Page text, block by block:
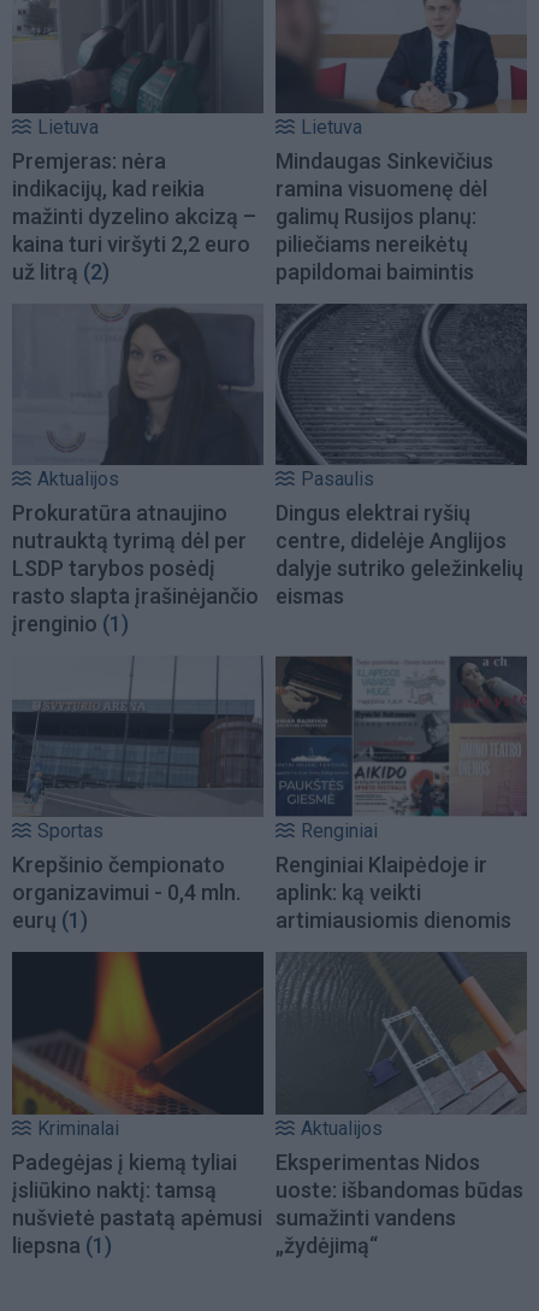
Lietuva
Premjeras: nėra
indikacijų, kad reikia
mažinti dyzelino akcizą –
kaina turi viršyti 2,2 euro
už litrą (2)
Lietuva
Mindaugas Sinkevičius
ramina visuomenę dėl
galimų Rusijos planų:
piliečiams nereikėtų
papildomai baimintis
Aktualijos
Prokuratūra atnaujino
nutrauktą tyrimą dėl per
LSDP tarybos posėdį
rasto slapta įrašinėjančio
įrenginio (1)
Pasaulis
Dingus elektrai ryšių
centre, didelėje Anglijos
dalyje sutriko geležinkelių
eismas
Sportas
Krepšinio čempionato
organizavimui - 0,4 mln.
eurų (1)
Renginiai
Renginiai Klaipėdoje ir
aplink: ką veikti
artimiausiomis dienomis
Kriminalai
Padegėjas į kiemą tyliai
įsliūkino naktį: tamsą
nušvietė pastatą apėmusi
liepsna (1)
Aktualijos
Eksperimentas Nidos
uoste: išbandomas būdas
sumažinti vandens
„žydėjimą“